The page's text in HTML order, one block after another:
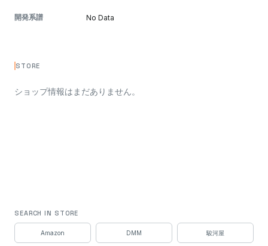
開発系譜 No Data
STORE
ショップ情報はまだありません。
SEARCH IN STORE
Amazon DMM 駿河屋